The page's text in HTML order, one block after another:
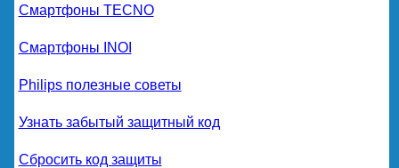
Смартфоны TECNO
Смартфоны INOI
Philips полезные советы
Узнать забытый защитный код
Сбросить код защиты